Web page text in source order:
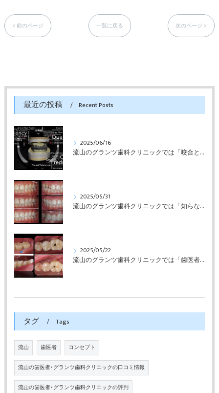
< 前のページ 一覧に戻る 次のページ >
最近の投稿 Recent Posts
2025/06/16
流山のグランツ歯科クリニックでは「咬合と審美」に特化した「補綴専門医」による診断・治療が受けられます。
2025/05/31
流山のグランツ歯科クリニックでは「知らない間に銀歯ばっかり」でもホワイトニングとセラミックスの専門治療が受けられます。
2025/05/22
流山のグランツ歯科クリニックでは「歯医者が怖い」方でもインプラントやセラミックスの治療が受けられます。
タグ Tags
流山 歯医者 コンセプト
流山の歯医者･グランツ歯科クリニックの口コミ情報
流山の歯医者･グランツ歯科クリニックの評判